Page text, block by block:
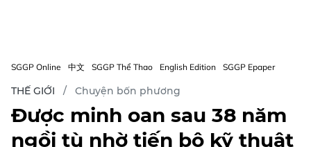
SGGP Online 中文 SGGP Thể Thao English Edition SGGP Epaper
THẾ GIỚI Chuyện bốn phương
Được minh oan sau 38 năm
ngồi tù nhờ tiến bộ kỹ thuật